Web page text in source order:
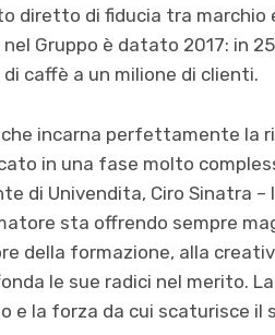
diretto di fiducia tra marchio
Gruppo è datato 2017: in
caffè a un milione di clienti.
che incarna perfettamente
in una fase molto
di Univendita, Ciro Sinatra
sta offrendo sempre
della formazione, alla
le sue radici nel merito.
e la forza da cui scaturisce il